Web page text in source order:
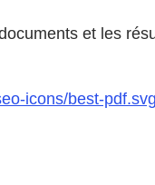
et les
icons/best-